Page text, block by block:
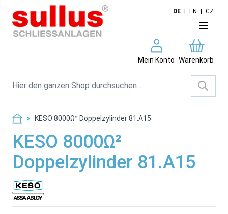
Direkt zum Inhalt
DE EN CZ
Mein Konto Warenkorb
Suche
> KESO 8000Ω² Doppelzylinder 81.A15
KESO 8000Ω²
Doppelzylinder 81.A15